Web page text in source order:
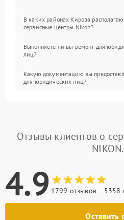
В каких районах Кирова
сервисные центры Nikon?
Выполняете ли вы ремонт для
лиц?
Какую документацию вы
для юридических лиц?
Отзывы клиентов о
4.9 1799 отзывов 5358
Оставить